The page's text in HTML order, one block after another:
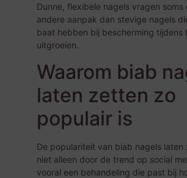
Dunne, flexibele nagels vragen soms
andere aanpak dan stevige nagels
baat hebben bij bescherming tijdens
uitgroeien.
Waarom biab
laten zetten zo
populair is
De populariteit van biab nagels laten
niet alleen door de trend op social
vooral een behandeling die past bij